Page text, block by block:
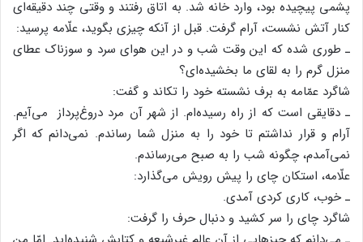
پشمی پیچیده بود، وارد خانه شد. به اتاق رفتند و وقتی چند دقیقه‌ای
کنار آتش نشست، آرام گرفت. قبل از آنکه چیزی بگوید، علّامه پرسید:
ـ طوری شده که این وقت شب و در این هوای سرد و سوزناک عطای
منزل گرم را به لقای ما بخشیده‌ای؟
شاگرد عمّامه به برف نشسته خود را تکاند و گفت:
ـ دقایقی است که از راه رسیده‌ام. از شهر آن مرد دروغ‌پرداز می‌آیم.
آرام و قرار نداشتم تا خود را به منزل شما رساندم. نمی‌دانم که اگر
نمی‌آمدم، چگونه شب را به صبح می‌رساندم.
علّامه، استکان چای را پیش رویش می‌گذارد:
ـ خوب، کاری کردی آمدی.
شاگرد چای را سر کشید و دنبال حرف را گرفت: